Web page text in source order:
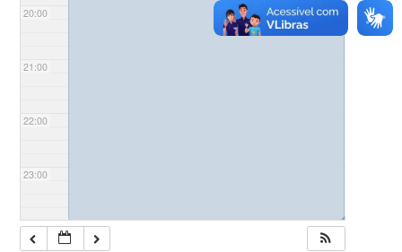
20:00
21:00
22:00
23:00
◢